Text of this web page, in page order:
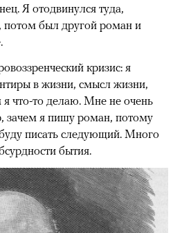
Я отодвинулся туда,
, потом был другой роман и
кризис: я
в жизни, смысл жизни,
что-то делаю. Мне не очень
зачем я пишу роман, потому
писать следующий. Много
бытия.